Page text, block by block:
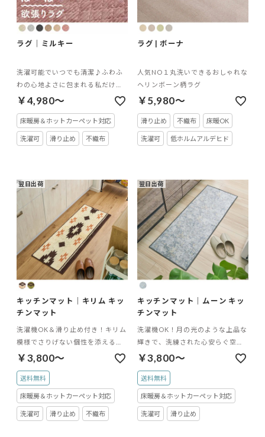
ラグ｜ミルキー
洗濯可能でいつでも清潔♪ふわふ
わの心地よさに包まれる私だけの
くつろぎキルティングラグ
￥4,980～
床暖房＆ホットカーペット対応
洗濯可 滑り止め 不織布
ラグ | ボーナ
人気NO１丸洗いできるおしゃれな
ヘリンボーン柄ラグ
￥5,980～
滑り止め 不織布 床暖OK
洗濯可 低ホルムアルデヒド
翌日出荷
キッチンマット｜キリム キッ
チンマット
洗濯機OK＆滑り止め付き！キリム
模様でさりげない個性を添えるキ
ッチンマット
￥3,800～
送料無料
床暖房＆ホットカーペット対応
洗濯可 滑り止め 不織布
翌日出荷
キッチンマット｜ムーン キッ
チンマット
洗濯機OK！月の光のような上品な
輝きで、洗練された心安らぐ空間
を演出するキッチンマット
￥3,800～
送料無料
床暖房＆ホットカーペット対応
洗濯可 滑り止め